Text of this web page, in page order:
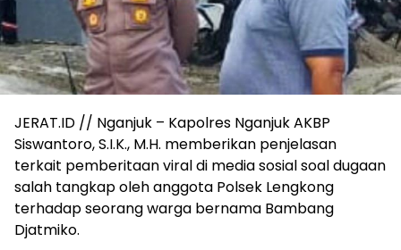
JERAT.ID // Nganjuk – Kapolres Nganjuk AKBP
Siswantoro, S.I.K., M.H. memberikan penjelasan
terkait pemberitaan viral di media sosial soal dugaan
salah tangkap oleh anggota Polsek Lengkong
terhadap seorang warga bernama Bambang
Djatmiko.